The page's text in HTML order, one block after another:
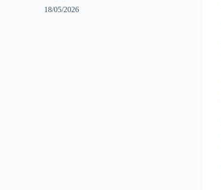
18/05/2026